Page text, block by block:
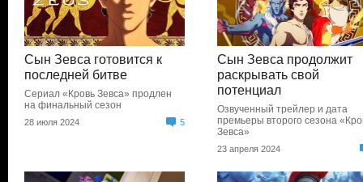
Сын Зевса готовится к
последней битве
Сериал «Кровь Зевса» продлен
на финальный сезон
28 июля 2024 5
Сын Зевса продолжит
раскрывать свой
потенциал
Озвученный трейлер и дата
премьеры второго сезона
Зевса»
23 апреля 2024